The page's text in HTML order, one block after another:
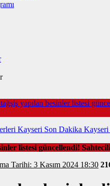
yapılan besinler listesi
Kayseri Son Dakika Kayseri
listesi güncellendi!
Yayınlanma Tarihi: 3 Kasım 2024 18:30